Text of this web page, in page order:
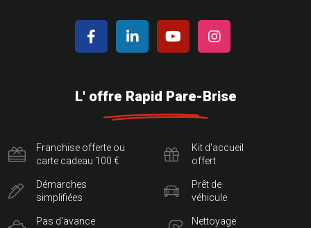
L' offre Rapid Pare-Brise
Franchise offerte ou
carte cadeau 100 €
Démarches
simplifiées
Pas d'avance
Kit d'accueil
offert
Prêt de
véhicule
Nettoyage